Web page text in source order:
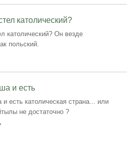
католический?
католический? Он везде
польский.
и есть
есть католическая страна... или
не достаточно ?